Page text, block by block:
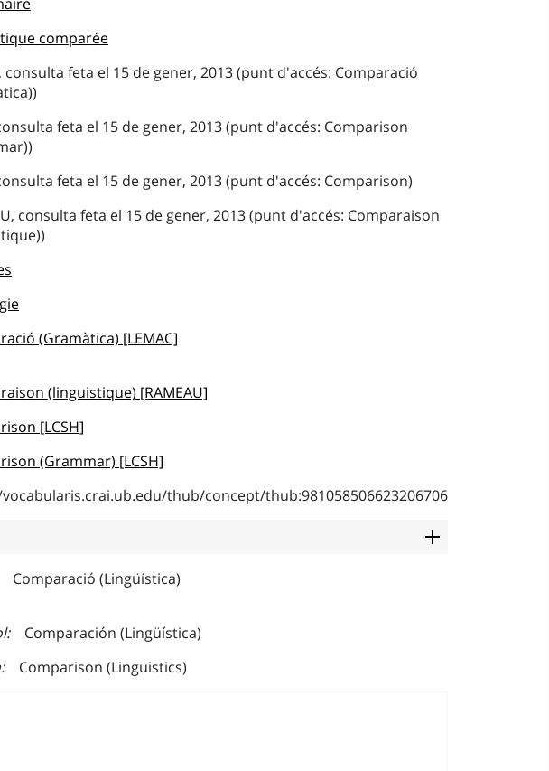
comparée
consulta feta el 15 de gener, 2013 (punt d'accés: Comparació
feta el 15 de gener, 2013 (punt d'accés: Comparison
feta el 15 de gener, 2013 (punt d'accés: Comparison)
consulta feta el 15 de gener, 2013 (punt d'accés: Comparaison
(Gramàtica) [LEMAC]
(linguistique) [RAMEAU]
[LCSH]
(Grammar) [LCSH]
thub/concept/thub:981058506623206706
Comparació (Lingüística)
Comparación (Lingüística)
Comparison (Linguistics)